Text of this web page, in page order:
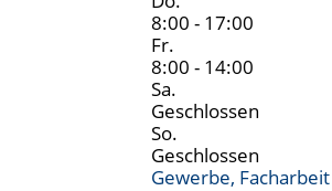
8:00 - 17:00
Fr.
8:00 - 14:00
Sa.
Geschlossen
So.
Geschlossen
Gewerbe,